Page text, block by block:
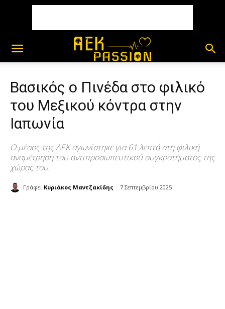
Βασικός ο Πινέδα στο φιλικό
του Μεξικού κόντρα στην
Ιαπωνία
Ο μέσος της ΑΕΚ αγωνίστηκε για 61 λεπτά στη φιλική
αναμέτρηση του αντιπροσωπευτικού συγκροτήματος της
χώρας του.
Γράφει Κυριάκος Μαντζακίδης 7 Σεπτεμβρίου 2025